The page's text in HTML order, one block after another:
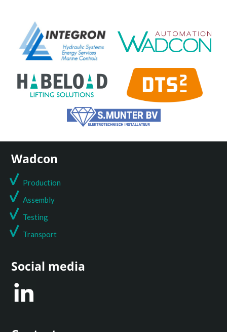
Wadcon
Production
Assembly
Testing
Transport
Social media